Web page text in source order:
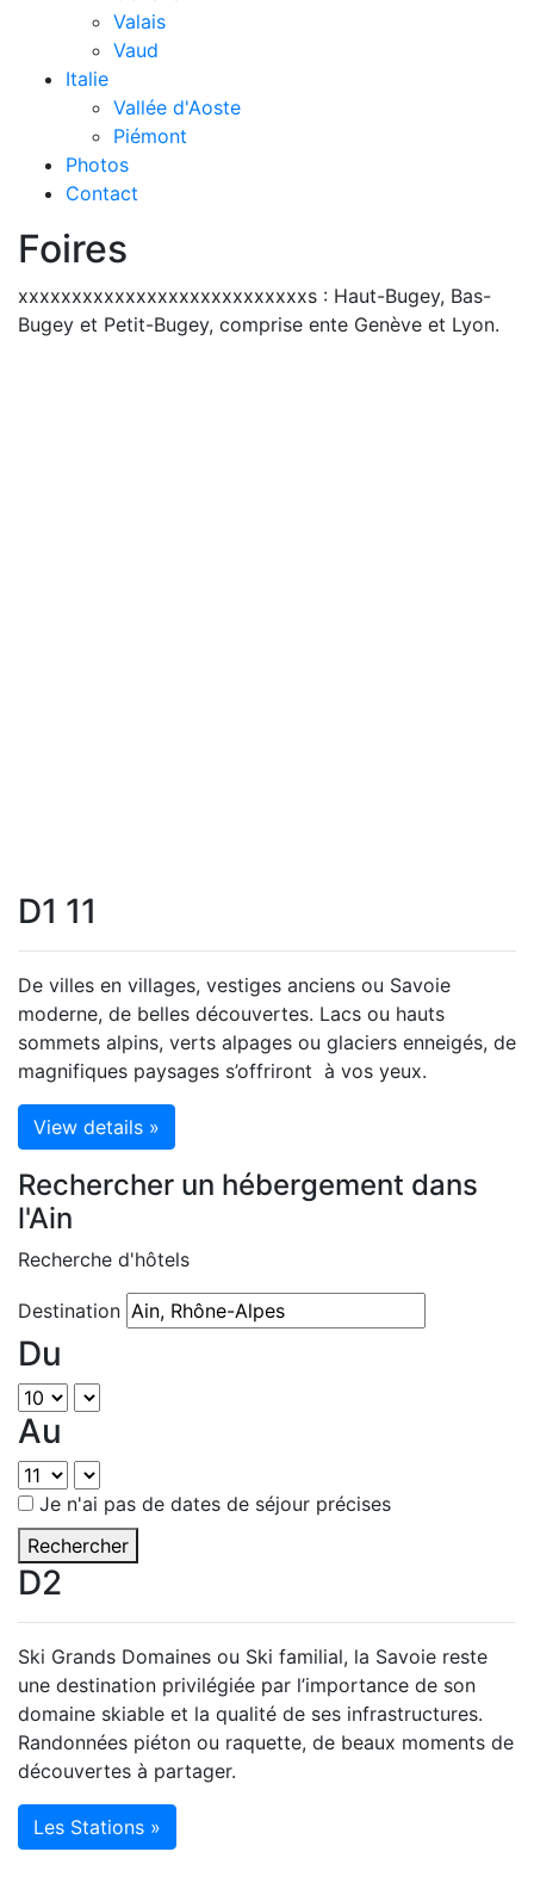
Valais
Vaud
Italie
Vallée d'Aoste
Piémont
Photos
Contact
Foires
xxxxxxxxxxxxxxxxxxxxxxxxxxxs : Haut-Bugey, Bas-
Bugey et Petit-Bugey, comprise ente Genève et Lyon.
D1 11
De villes en villages, vestiges anciens ou Savoie
moderne, de belles découvertes. Lacs ou hauts
sommets alpins, verts alpages ou glaciers enneigés, de
magnifiques paysages s’offriront à vos yeux.
View details »
Rechercher un hébergement dans
l'Ain
Recherche d'hôtels
Destination
Du
Au
Je n'ai pas de dates de séjour précises
Rechercher
D2
Ski Grands Domaines ou Ski familial, la Savoie reste
une destination privilégiée par l’importance de son
domaine skiable et la qualité de ses infrastructures.
Randonnées piéton ou raquette, de beaux moments de
découvertes à partager.
Les Stations »